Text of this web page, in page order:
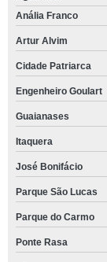
Anália Franco
Artur Alvim
Cidade Patriarca
Engenheiro Goulart
Guaianases
Itaquera
José Bonifácio
Parque São Lucas
Parque do Carmo
Ponte Rasa